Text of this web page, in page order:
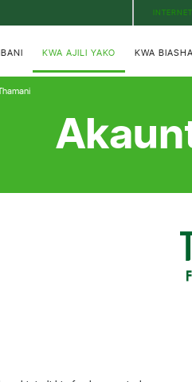
KWA AJILI YAKO KWA